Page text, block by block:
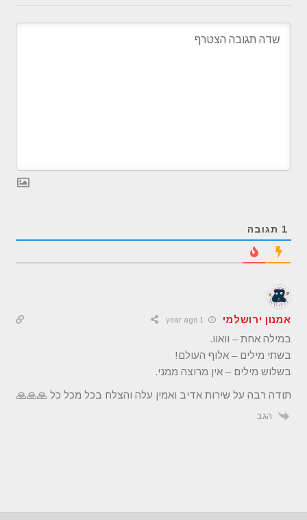
1 תגובה
אמנון ירושלמי
במילה אחת – וואוו.
בשתי מילים – אלוף העולם!
בשלוש מילים – אין מרוצה ממני.
תודה רבה על שירות אדיב ואמין עלה והצלח בכל מכל כל 🙏🙏🙏
הגב